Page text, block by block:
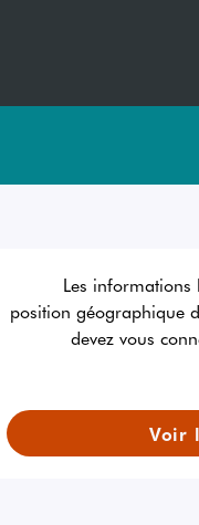
Les informations
position géographique
devez vous
Voir